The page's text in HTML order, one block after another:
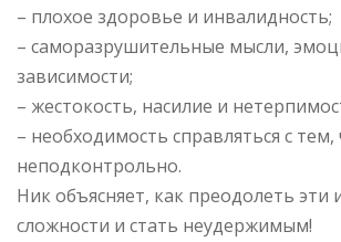
– плохое здоровье и инвалидность;
– саморазрушительные мысли,
зависимости;
– жестокость, насилие и
– необходимость справляться с
неподконтрольно.
Ник объясняет, как преодолеть эти
сложности и стать неудержимым!